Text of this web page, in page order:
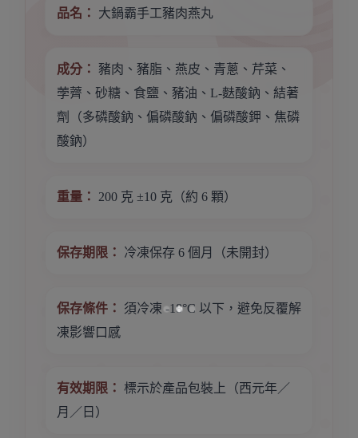
品名： 大鍋霸手工豬肉燕丸
成分： 豬肉、豬脂、燕皮、青蔥、芹菜、
荸薺、砂糖、食鹽、豬油、L-麩酸鈉、結著
劑（多磷酸鈉、偏磷酸鈉、偏磷酸鉀、焦磷
酸鈉）
重量： 200 克 ±10 克（約 6 顆）
保存期限： 冷凍保存 6 個月（未開封）
保存條件：
須冷凍 -18°C 以下，避免反覆解
凍影響口感
有效期限： 標示於產品包裝上（西元年／
月／日）